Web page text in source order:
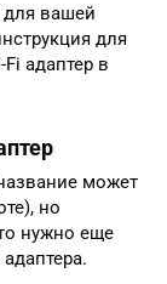
для вашей
для
адаптер в
может
но
нужно еще